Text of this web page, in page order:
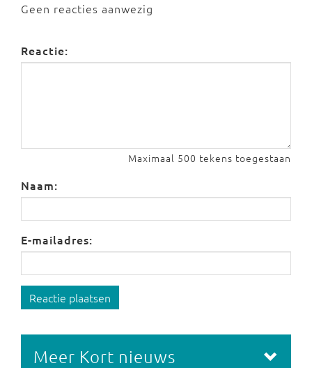
Geen reacties aanwezig
Reactie:
Maximaal 500 tekens toegestaan
Naam:
E-mailadres:
Reactie plaatsen
Meer Kort nieuws